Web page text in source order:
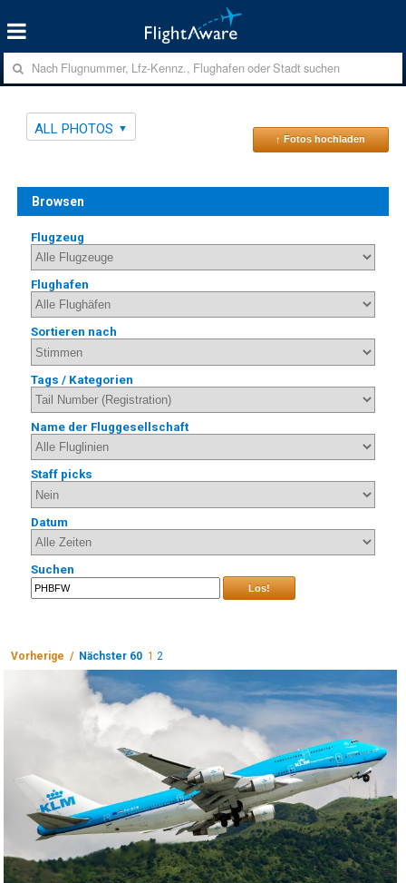
ALL PHOTOS
↑ Fotos hochladen
Browsen
Flugzeug
Flughafen
Sortieren nach
Tags / Kategorien
Name der Fluggesellschaft
Staff picks
Datum
Suchen
Los!
Vorherige / Nächster 60 1 2